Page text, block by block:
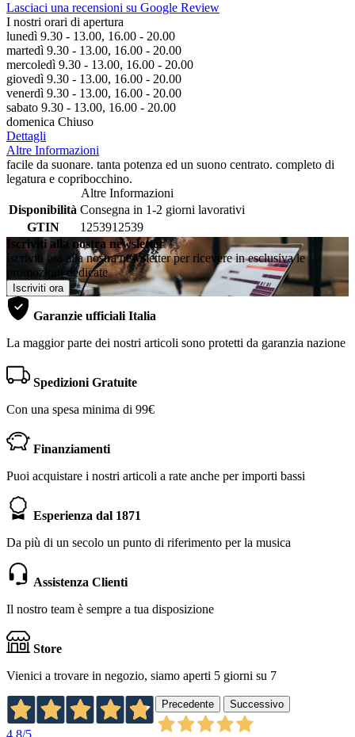
Lasciaci una recensioni su Google Review
I nostri orari di apertura
lunedì 9.30 - 13.00, 16.00 - 20.00
martedì 9.30 - 13.00, 16.00 - 20.00
mercoledì 9.30 - 13.00, 16.00 - 20.00
giovedì 9.30 - 13.00, 16.00 - 20.00
venerdì 9.30 - 13.00, 16.00 - 20.00
sabato 9.30 - 13.00, 16.00 - 20.00
domenica Chiuso
Dettagli
Altre Informazioni
facile da suonare. tanta potenza ed un suono centrato. completo di
legatura e copribocchino.
Altre Informazioni
Disponibilità Consegna in 1-2 giorni lavorativi
GTIN
1253912539
Iscriviti alla nostra newsletter
Iscriviti ora alla nostra newsletter per ricevere in esclusiva le
promozioni dedicate
Iscriviti ora
Garanzie ufficiali Italia
La maggior parte dei nostri articoli sono protetti da garanzia nazione
Spedizioni Gratuite
Con una spesa minima di 99€
Finanziamenti
Puoi acquistare i nostri articoli a rate anche per importi bassi
Esperienza dal 1871
Da più di un secolo un punto di riferimento per la musica
Assistenza Clienti
Il nostro team è sempre a tua disposizione
Store
Vienici a trovare in negozio, siamo aperti 5 giorni su 7
Precedente Successivo